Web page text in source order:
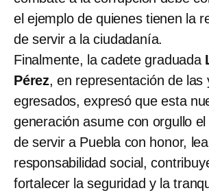
el ejemplo de quienes tienen la
de servir a la ciudadanía.
Finalmente, la cadete graduada
Pérez, en representación de las
egresados, expresó que esta
generación asume con orgullo
de servir a Puebla con honor,
responsabilidad social,
fortalecer la seguridad y la